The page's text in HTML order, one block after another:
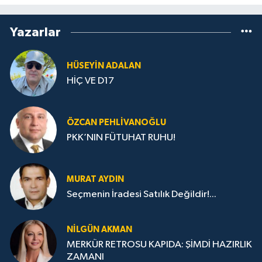
Yazarlar
HÜSEYIN ADALAN
HİÇ VE D17
ÖZCAN PEHLIVANOĞLU
PKK’NIN FÜTUHAT RUHU!
MURAT AYDIN
Seçmenin İradesi Satılık Değildir!...
NILGÜN AKMAN
MERKÜR RETROSU KAPIDA: ŞİMDİ HAZIRLIK
ZAMANI